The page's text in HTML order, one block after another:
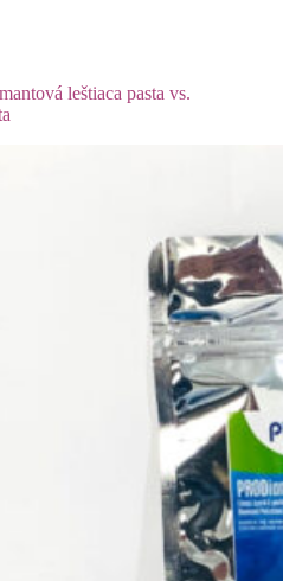
leštiaca pasta vs.